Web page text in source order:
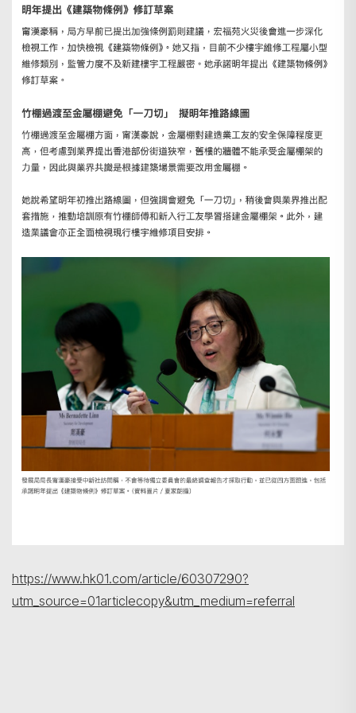
https://www.hk01.com/article/60307290?
utm_source=01articlecopy&utm_medium=referral